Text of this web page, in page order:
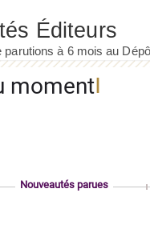
moment
Nouveautés parues